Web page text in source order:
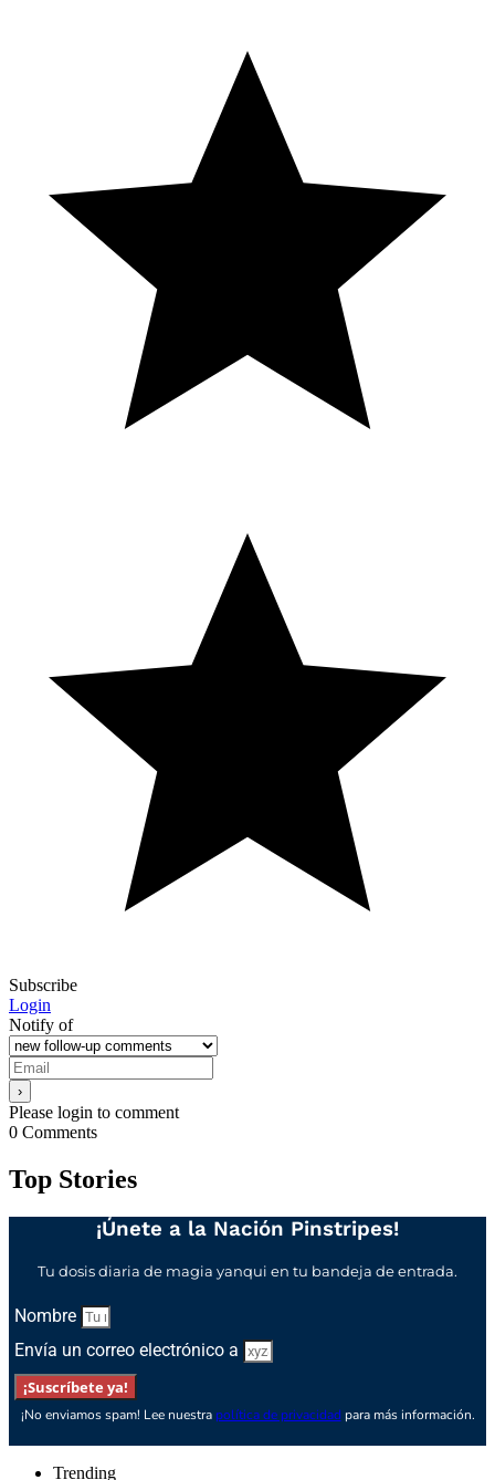
Subscribe
Login
Notify of
Please login to comment
0 Comments
Top Stories
¡Únete a la Nación Pinstripes!
Tu dosis diaria de magia yanqui en tu bandeja de entrada.
Nombre
Envía un correo electrónico a
¡Suscríbete ya!
¡No enviamos spam! Lee nuestra política de privacidad para más información.
Trending